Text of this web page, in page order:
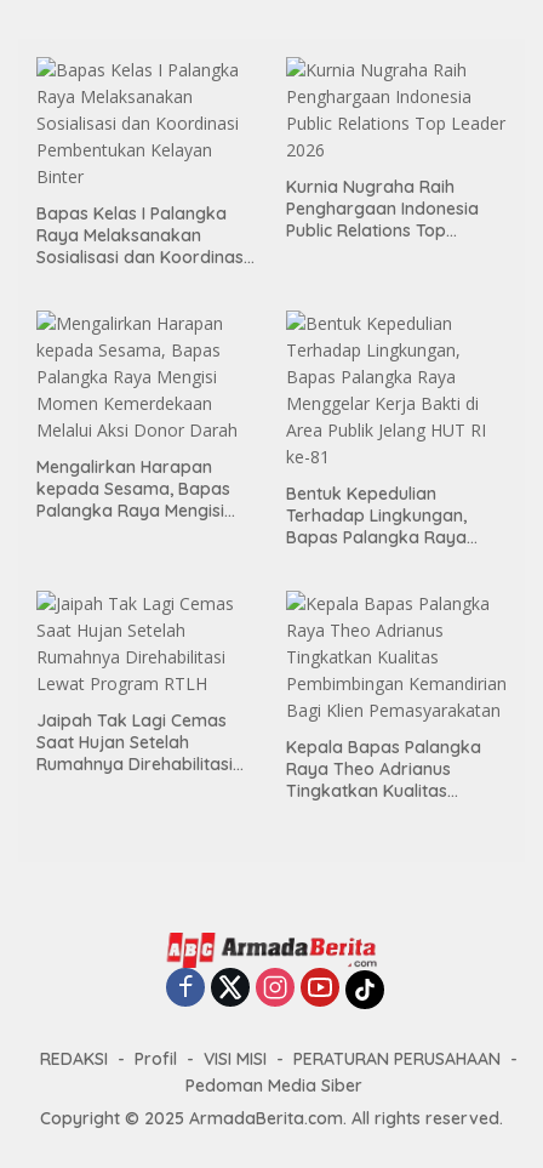
Bapas Kelas I Palangka
Raya Melaksanakan
Sosialisasi dan Koordinasi
Kurnia Nugraha Raih
Penghargaan Indonesia
Public Relations Top
Mengalirkan Harapan
kepada Sesama, Bapas
Palangka Raya Mengisi
Bentuk Kepedulian
Terhadap Lingkungan,
Bapas Palangka Raya
ke-81
Jaipah Tak Lagi Cemas
Saat Hujan Setelah
Rumahnya Direhabilitasi
Kepala Bapas Palangka
Raya Theo Adrianus
Tingkatkan Kualitas
REDAKSI Profil VISI MISI
PERATURAN PERUSAHAAN
Pedoman Media Siber
Copyright © 2025 ArmadaBerita.com. All rights reserved.